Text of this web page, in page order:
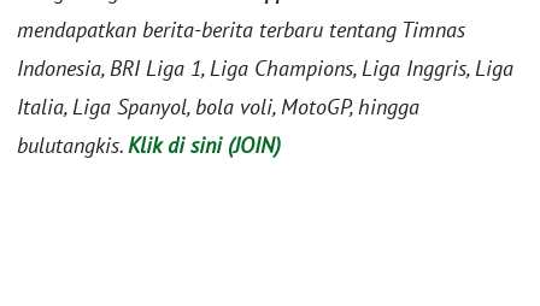
mendapatkan berita-berita terbaru tentang Timnas
Indonesia, BRI Liga 1, Liga Champions, Liga Inggris, Liga
Italia, Liga Spanyol, bola voli, MotoGP, hingga
bulutangkis.Klik di sini (JOIN)